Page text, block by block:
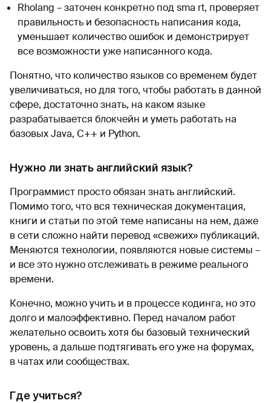
Rholang – заточен конкретно под sma rt, проверяет
правильность и безопасность написания кода,
уменьшает количество ошибок и демонстрирует
все возможности уже написанного кода.
Понятно, что количество языков со временем будет
увеличиваться, но для того, чтобы работать в данной
сфере, достаточно знать, на каком языке
разрабатывается блокчейн и уметь работать на
базовых Java, C++ и Python.
Нужно ли знать английский язык?
Программист просто обязан знать английский.
Помимо того, что вся техническая документация,
книги и статьи по этой теме написаны на нем, даже
в сети сложно найти перевод «свежих» публикаций.
Меняются технологии, появляются новые системы –
и все это нужно отслеживать в режиме реального
времени.
Конечно, можно учить и в процессе кодинга, но это
долго и малоэффективно. Перед началом работ
желательно освоить хотя бы базовый технический
уровень, а дальше подтягивать его уже на форумах,
в чатах или сообществах.
Где учиться?